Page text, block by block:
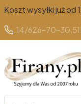
Koszt wysyłki już od
14/626-70-30,
Otwórz wyszukiwarkę